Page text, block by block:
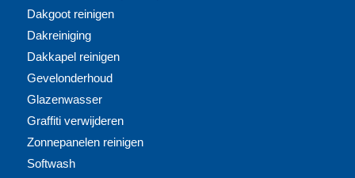
Dakgoot reinigen
Dakreiniging
Dakkapel reinigen
Gevelonderhoud
Glazenwasser
Graffiti verwijderen
Zonnepanelen reinigen
Softwash